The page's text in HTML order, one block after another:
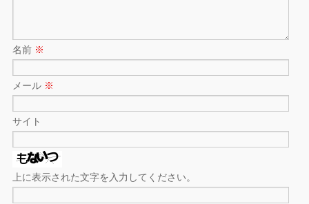
名前 ※
メール ※
サイト
上に表示された文字を入力してください。